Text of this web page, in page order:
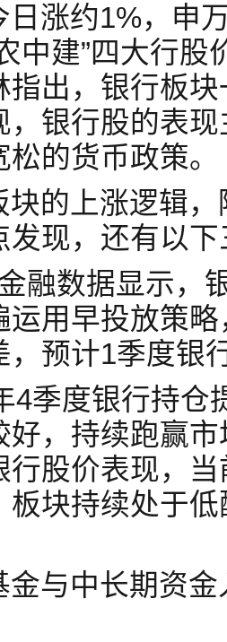
日涨约1%，申
中建”四大行
指出，银行板
，银行股的表
的货币政策。
块的上涨逻辑
发现，还有以
融数据显示，
运用早投放策
，预计1季度银
4季度银行持仓
好，持续跑赢
行股价表现，
板块持续处于
金与中长期资